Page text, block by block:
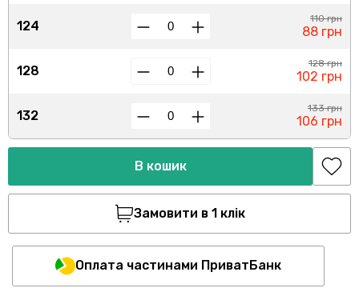
124
128
132
110 грн
88 грн
128 грн
102 грн
133 грн
106 грн
В кошик
Замовити в 1 клік
Оплата частинами ПриватБанк